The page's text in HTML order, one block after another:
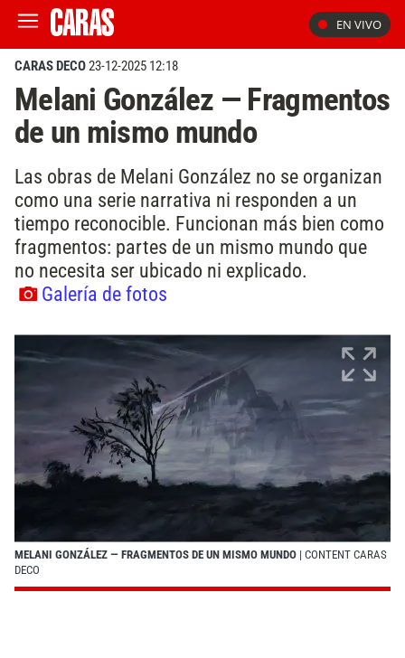
EN VIVO
CARAS DECO23-12-2025 12:18
Melani González — Fragmentos
de un mismo mundo
Las obras de Melani González no se organizan
como una serie narrativa ni responden a un
tiempo reconocible. Funcionan más bien como
fragmentos: partes de un mismo mundo que
no necesita ser ubicado ni explicado.
Galería de fotos
MELANI GONZÁLEZ — FRAGMENTOS DE UN MISMO MUNDO | CONTENT CARAS
DECO